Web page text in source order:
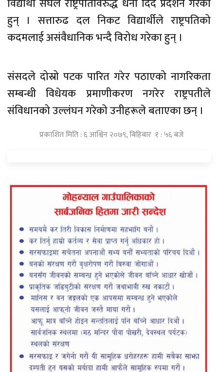
विद्यार्थी संघले राष्ट्रपतिविरुद्ध धर्ना दिँदै प्रदर्शन गरेका
हुन् । सत्तारुढ दल निकट विद्यार्थीले राष्ट्रपतिको
कदमलाई असंवैधानिक भन्दै विरोध गरेका हुन् ।
संसदले दोस्रो पटक पारित गरेर पठाएको नागरिकता
सम्बन्धी विधेयक प्रमाणीकरण नगरेर राष्ट्रपतीले
संविधानको उल्लंघन गरेको उनीहरूले बताएका छन् ।
प्रकाशित मिति : ६ आश्विन २०७९, बिहिबार १ : ५६ बजे